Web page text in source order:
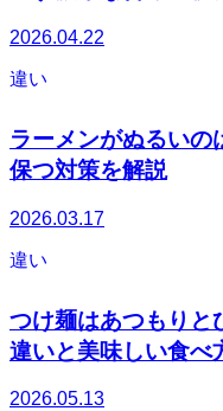
2026.04.22
違い
ラーメンがぬるいの
保つ対策を解説
2026.03.17
違い
つけ麺はあつもりと
違いと美味しい食べ
2026.05.13